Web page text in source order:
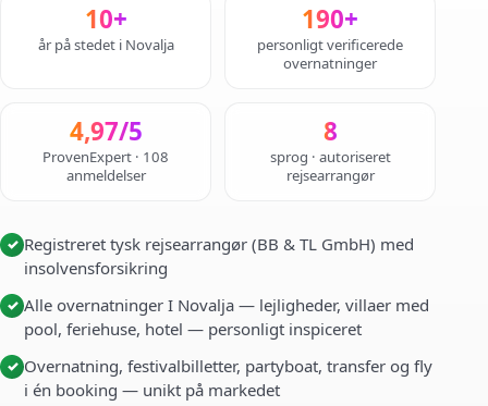
10+
år på stedet i Novalja
190+
personligt verificerede
overnatninger
4,97/5
ProvenExpert · 108
anmeldelser
8
sprog · autoriseret
rejsearrangør
✓ Registreret tysk rejsearrangør (BB & TL GmbH) med
insolvensforsikring
✓ Alle overnatninger I Novalja — lejligheder, villaer med
pool, feriehuse, hotel — personligt inspiceret
✓ Overnatning, festivalbilletter, partyboat, transfer og fly
i én booking — unikt på markedet